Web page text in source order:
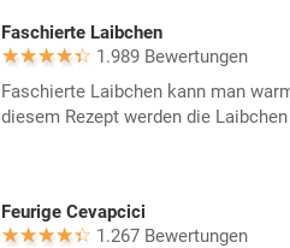
Faschierte Laibchen
1.989 Bewertungen
Faschierte Laibchen kann man
diesem Rezept werden die
Feurige Cevapcici
1.267 Bewertungen